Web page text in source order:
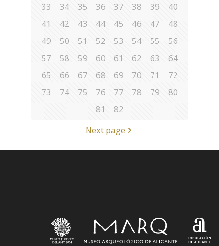
33
34 35 36 37 38 39
40
41
42 43 44 45 46 47
48
49
50 51 52 53 54 55
56
57
58 59 60 61 62 63
64
65
66 67 68 69 70 71
72
73
74 75 76 77 78 79
80
81
82
Next page